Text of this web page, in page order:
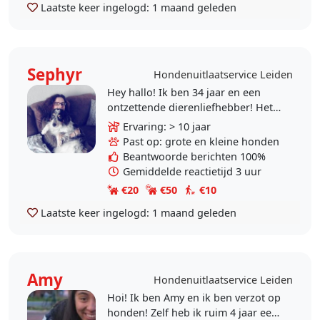
Laatste keer ingelogd: 1 maand geleden
Sephyr
Hondenuitlaatservice Leiden
Hey hallo! Ik ben 34 jaar en een
ontzettende dierenliefhebber! Het
zou me ontzettend blij maken om
op uw viervoeter te mogen passen,
of om hem/..
Ervaring: > 10 jaar
Past op: grote en kleine honden
Beantwoorde berichten 100%
Gemiddelde reactietijd 3 uur
€20
€50
€10
Laatste keer ingelogd: 1 maand geleden
Amy Hondenuitlaatservice Leiden
Hoi! Ik ben Amy en ik ben verzot op
honden! Zelf heb ik ruim 4 jaar een